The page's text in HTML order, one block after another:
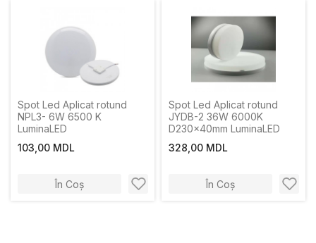
Spot Led Aplicat rotund
NPL3- 6W 6500 K
LuminaLED
103,00 MDL
În Coș
Spot Led Aplicat rotund
JYDB-2 36W 6000K
D230x40mm LuminaLED
328,00 MDL
În Coș